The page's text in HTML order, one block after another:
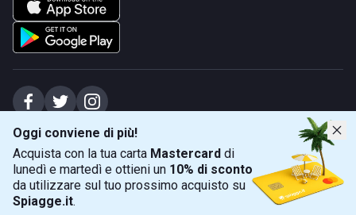
Oggi conviene di più!
Acquista con la tua carta Mastercard di
lunedì e martedì e ottieni un 10% di sconto
da utilizzare sul tuo prossimo acquisto su
Spiagge.it.
Spiagge Srl - Sede legale: Via Marecchiese 48, 47923 Rimini (RN), IT -
capitale sociale Euro 31245,57 - Iscritta al registro delle imprese di Rimini
Sede operativa: Via Flaminia 180, 47924 Rimini (RN), IT
+39 0541 772375
info@spiagge.it - p.i./c.f. 04536640404